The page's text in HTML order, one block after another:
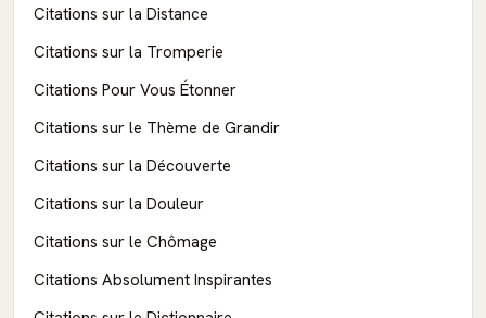
Citations sur la Distance
Citations sur la Tromperie
Citations Pour Vous Étonner
Citations sur le Thème de Grandir
Citations sur la Découverte
Citations sur la Douleur
Citations sur le Chômage
Citations Absolument Inspirantes